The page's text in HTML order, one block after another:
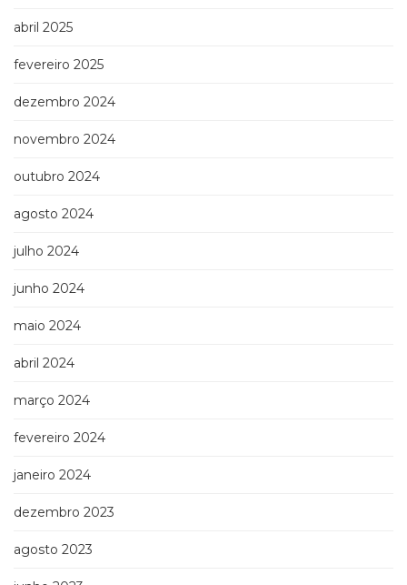
Espiritualidade,
(63)
(132)
categoria
(22)
africanos
Terapia
(21)
e
(65)
(1)
Vida
(32)
abril 2025
fevereiro 2025
dezembro 2024
novembro 2024
outubro 2024
agosto 2024
julho 2024
junho 2024
maio 2024
abril 2024
março 2024
fevereiro 2024
janeiro 2024
dezembro 2023
agosto 2023